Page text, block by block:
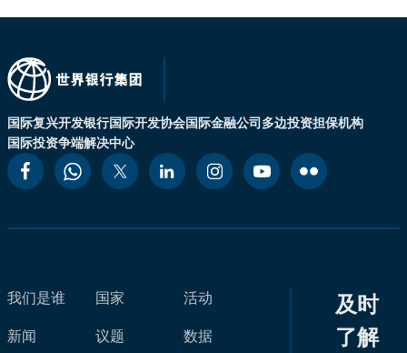
国际复兴开发银行国际开发协会国际金融公司多边投资担保机构
国际投资争端解决中心
我们是谁
新闻
国家
议题
活动
数据
及时
了解